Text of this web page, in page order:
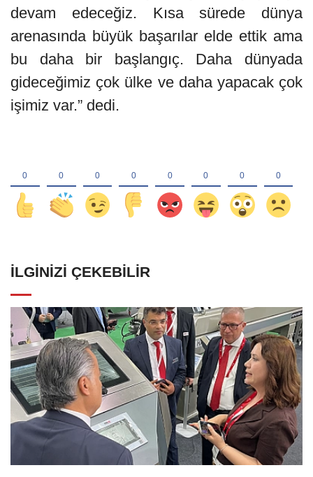
devam edeceğiz. Kısa sürede dünya
arenasında büyük başarılar elde ettik ama
bu daha bir başlangıç. Daha dünyada
gideceğimiz çok ülke ve daha yapacak çok
işimiz var.” dedi.
İLGINIZI ÇEKEBILIR